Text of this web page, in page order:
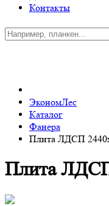
Контакты
ЭкономЛес
Каталог
Фанера
Плита ЛДСП
Плита